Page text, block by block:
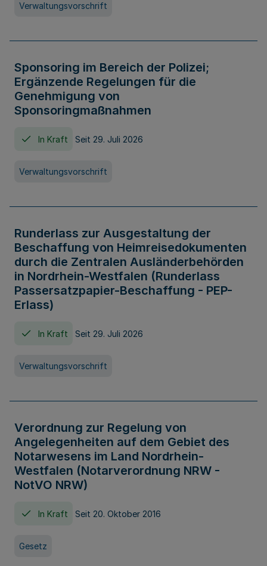
Verwaltungsvorschrift
Sponsoring im Bereich der Polizei;
Ergänzende Regelungen für die
Genehmigung von
Sponsoringmaßnahmen
In Kraft Seit 29. Juli 2026
Verwaltungsvorschrift
Runderlass zur Ausgestaltung der
Beschaffung von Heimreisedokumenten
durch die Zentralen Ausländerbehörden
in Nordrhein-Westfalen (Runderlass
Passersatzpapier-Beschaffung - PEP-
Erlass)
In Kraft Seit 29. Juli 2026
Verwaltungsvorschrift
Verordnung zur Regelung von
Angelegenheiten auf dem Gebiet des
Notarwesens im Land Nordrhein-
Westfalen (Notarverordnung NRW -
NotVO NRW)
In Kraft Seit 20. Oktober 2016
Gesetz